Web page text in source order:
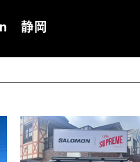
静岡